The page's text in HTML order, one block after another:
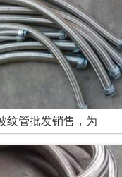
纹管批发销售，为